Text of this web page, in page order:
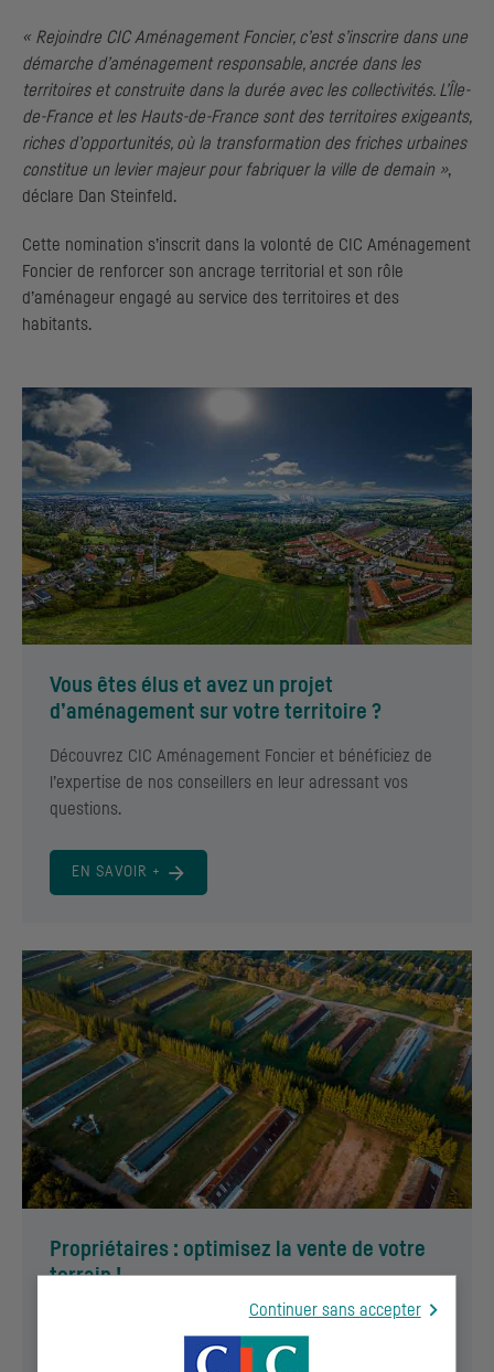
Vous êtes élus et avez un projet
d’aménagement sur votre territoire ?
Découvrez CIC Aménagement Foncier et bénéficiez de
l’expertise de nos conseillers en leur adressant vos
questions.
EN SAVOIR +
Propriétaires : optimisez la vente de votre
terrain !
Optimisez la valeur de votre bien immobilier ou de votre
terrain en le proposant à des promoteurs sélectionnés
« Rejoindre CICAménagement Foncier, c’est s’inscrire dans une
démarche d’aménagement responsable, ancrée dans les
territoires et construite dans la durée avec les collectivités. L’Île-
de-France et les Hauts-de-France sont des territoires exigeants,
riches d’opportunités, où la transformation des friches urbaines
constitue un levier majeur pour fabriquer la ville de demain »,
déclare Dan Steinfeld.
Cette nomination s’inscrit dans la volonté de CIC Aménagement
Foncier de renforcer son ancrage territorial et son rôle
d’aménageur engagé au service des territoires et des
habitants.
Continuer sans accepter